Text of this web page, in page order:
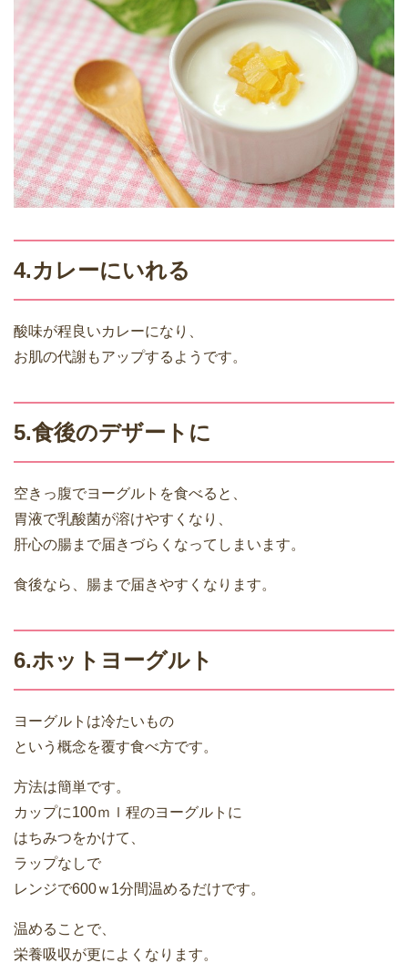
4.カレーにいれる
酸味が程良いカレーになり、
お肌の代謝もアップするようです。
5.食後のデザートに
空きっ腹でヨーグルトを食べると、
胃液で乳酸菌が溶けやすくなり、
肝心の腸まで届きづらくなってしまいます。
食後なら、腸まで届きやすくなります。
6.ホットヨーグルト
ヨーグルトは冷たいもの
という概念を覆す食べ方です。
方法は簡単です。
カップに100ｍｌ程のヨーグルトに
はちみつをかけて、
ラップなしで
レンジで600ｗ1分間温めるだけです。
温めることで、
栄養吸収が更によくなります。